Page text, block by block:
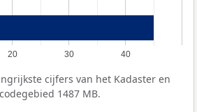
20 30 40
cijfers van het Kadaster en
1487 MB.